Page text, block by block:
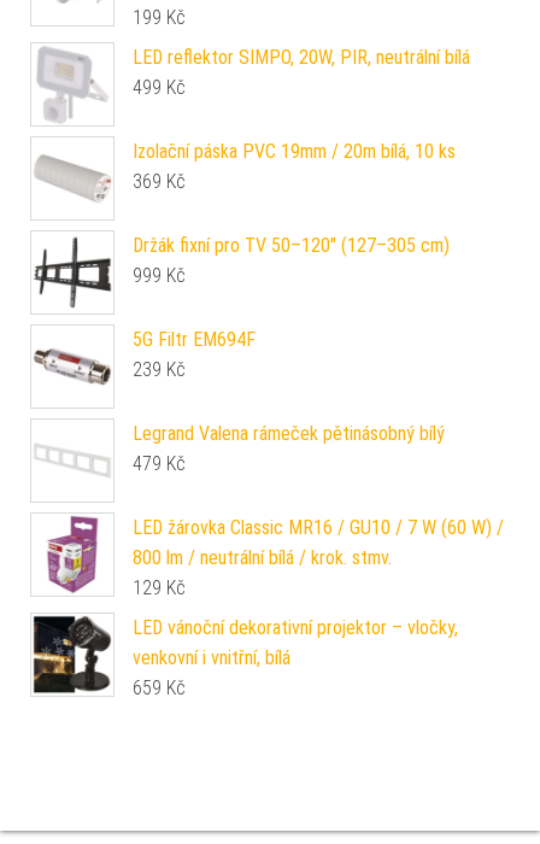
199 Kč
LED reflektor SIMPO, 20W, PIR, neutrální bílá
499 Kč
Izolační páska PVC 19mm / 20m bílá, 10 ks
369 Kč
Držák fixní pro TV 50–120" (127–305 cm)
999 Kč
5G Filtr EM694F
239 Kč
Legrand Valena rámeček pětinásobný bílý
479 Kč
LED žárovka Classic MR16 / GU10 / 7 W (60 W) /
800 lm / neutrální bílá / krok. stmv.
129 Kč
LED vánoční dekorativní projektor – vločky,
venkovní i vnitřní, bílá
659 Kč